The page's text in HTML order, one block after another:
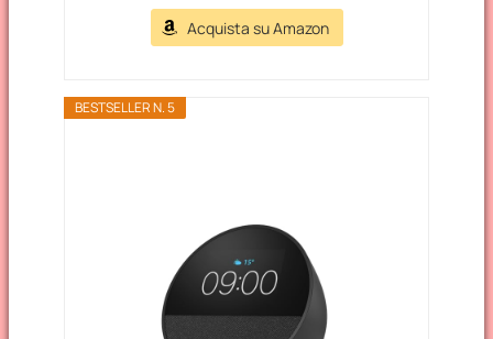
Acquista su Amazon
BESTSELLER N. 5